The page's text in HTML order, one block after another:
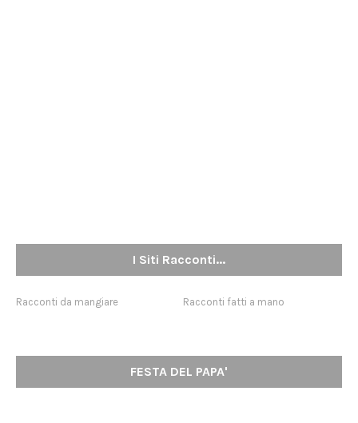
I Siti Racconti...
Racconti da mangiare Racconti fatti a mano
FESTA DEL PAPA'